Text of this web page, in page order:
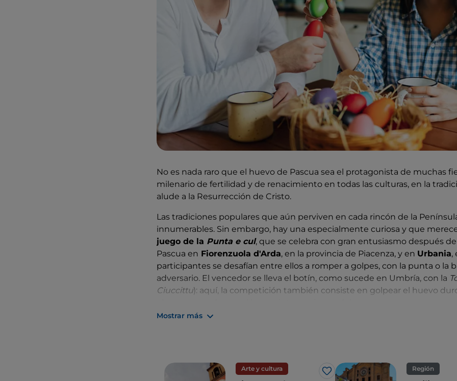
No es nada raro que el huevo de Pascua sea el protagonista de muchas
milenario de fertilidad y de renacimiento en todas las culturas, en la
alude a la Resurrección de Cristo.
Las tradiciones populares que aún perviven en cada rincón de la
innumerables. Sin embargo, hay una especialmente curiosa y que
juego de la Punta e cul, que se celebra con gran entusiasmo después
Pascua en Fiorenzuola d'Arda, en la provincia de Piacenza, y en Urbania,
participantes se desafían entre ellos a romper a golpes, con la punta o la
adversario. El vencedor se lleva el botín, como sucede en Umbría, con la
Ciuccittu): aquí, la competición también consiste en golpear el huevo
Mostrar más
Arte y cultura
Me gusta
Región